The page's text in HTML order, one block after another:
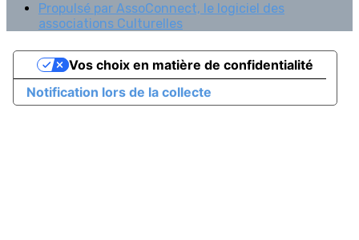
Propulsé par AssoConnect, le logiciel des
associations Culturelles
Notification lors de la collecte
Vos choix en matière de confidentialité